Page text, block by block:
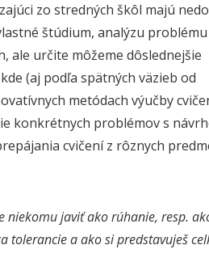
zo stredných škôl majú
štúdium, analýzu
ale určite môžeme dôslednejšie
(aj podľa spätných väzieb od
metódach výučby
konkrétnych problémov s
cvičení z rôznych
niekomu javiť ako rúhanie, resp.
tolerancie a ako si predstavuješ